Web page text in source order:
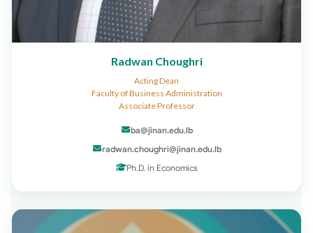
Radwan Choughri
Acting Dean
Faculty of Business Administration
Associate Professor
ba@jinan.edu.lb
radwan.choughri@jinan.edu.lb
Ph.D. in Economics